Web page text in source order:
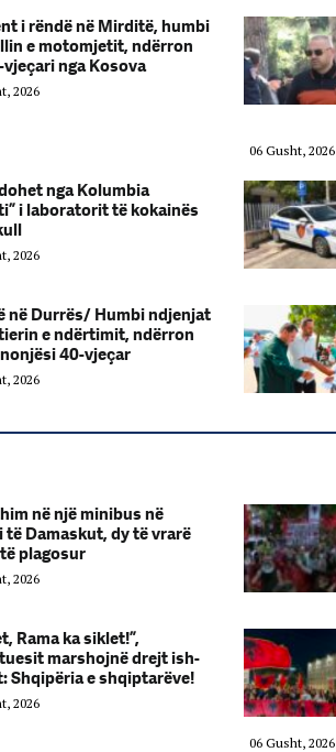
i rëndë në Mirditë, humbi
e motomjetit, ndërron
vjeçari nga Kosova
2026
06 Gusht, 2026
nga Kolumbia
i laboratorit të kokainës
2026
në Durrës/ Humbi ndjenjat
e ndërtimit, ndërron
40-vjeçar
2026
në një minibus në
të Damaskut, dy të vrarë
plagosur
2026
Rama ka siklet!”,
marshojnë drejt ish-
Shqipëria e shqiptarëve!
2026
06 Gusht, 2026